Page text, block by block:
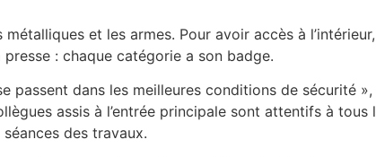
et les armes. Pour avoir accès à
: chaque catégorie a son badge.
passent dans les meilleures conditions de sécurité
assis à l’entrée principale sont attentifs à tous
des travaux.